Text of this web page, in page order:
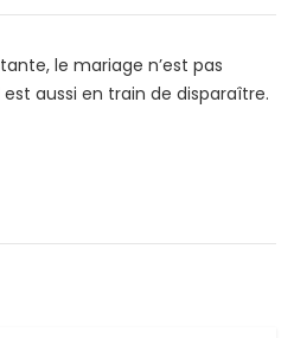
le mariage n’est pas
aussi en train de disparaître.